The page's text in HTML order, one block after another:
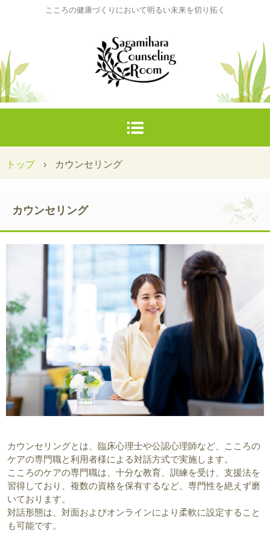
こころの健康づくりにおいて明るい未来を切り拓く
トップ › カウンセリング
カウンセリング
カウンセリングとは、臨床心理士や公認心理師など、こころの
ケアの専門職と利用者様による対話方式で実施します。
こころのケアの専門職は、十分な教育、訓練を受け、支援法を
習得しており、複数の資格を保有するなど、専門性を絶えず磨
いております。
対話形態は、対面およびオンラインにより柔軟に設定すること
も可能です。